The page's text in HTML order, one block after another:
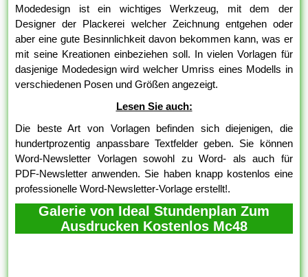
Modedesign ist ein wichtiges Werkzeug, mit dem der
Designer der Plackerei welcher Zeichnung entgehen oder
aber eine gute Besinnlichkeit davon bekommen kann, was er
mit seine Kreationen einbeziehen soll. In vielen Vorlagen für
dasjenige Modedesign wird welcher Umriss eines Modells in
verschiedenen Posen und Größen angezeigt.
Lesen Sie auch:
Die beste Art von Vorlagen befinden sich diejenigen, die
hundertprozentig anpassbare Textfelder geben. Sie können
Word-Newsletter Vorlagen sowohl zu Word- als auch für
PDF-Newsletter anwenden. Sie haben knapp kostenlos eine
professionelle Word-Newsletter-Vorlage erstellt!.
Galerie von Ideal Stundenplan Zum
Ausdrucken Kostenlos Mc48